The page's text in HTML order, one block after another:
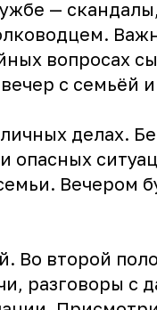
— скандалы,
вопросах
с семьёй
делах.
опасных
Вечером
Во второй
разговоры с